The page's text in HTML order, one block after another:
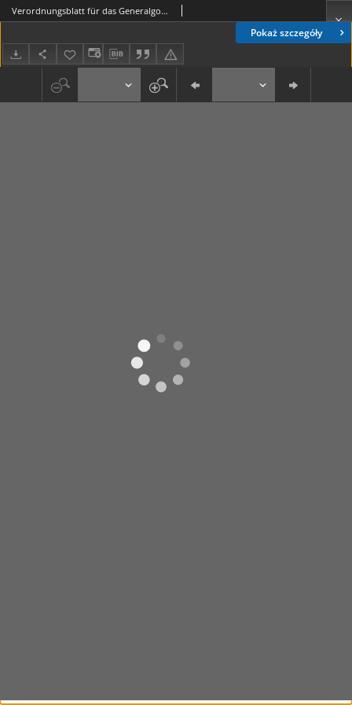
Pokaż szczegóły
Verordnungsblatt für das Generalgouvernement = Dziennik Rozporządzeń dla Generalnego Gubernatorstwa. 1942, Sondernummer (31. Dezember)